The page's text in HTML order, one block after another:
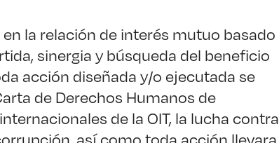
la relación de interés mutuo basado
sinergia y búsqueda del beneficio
acción diseñada y/o ejecutada se
de Derechos Humanos de
de la OIT, la lucha contra